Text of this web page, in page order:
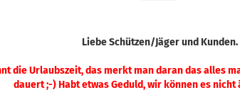
Liebe Schützen/Jäger und Kunden.
die Urlaubszeit, das merkt man daran das alles
dauert ;-) Habt etwas Geduld, wir können es nicht
Sortieren nach
Sortieren nach 48
pro